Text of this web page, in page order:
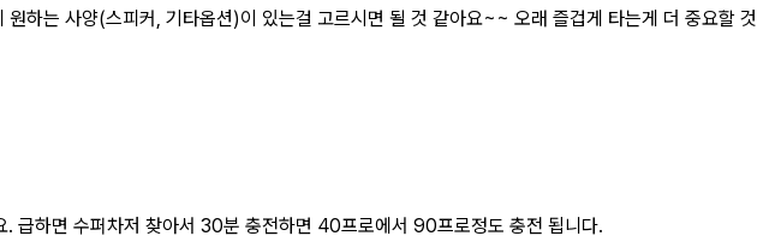
하는 사양(스피커, 기타옵션)이 있는걸 고르시면 될 것 같아요~~ 오래 즐겁게 타는게 더 중요할 것
급하면 수퍼차저 찾아서 30분 충전하면 40프로에서 90프로정도 충전 됩니다.